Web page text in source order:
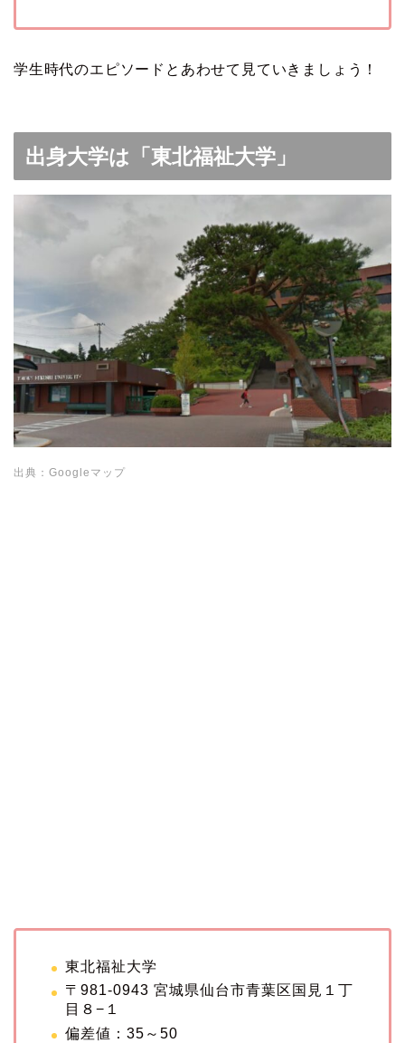
学生時代のエピソードとあわせて見ていきましょう！
出身大学は「東北福祉大学」
出典：Googleマップ
東北福祉大学
〒981-0943 宮城県仙台市青葉区国見１丁
目８−１
偏差値：35～50